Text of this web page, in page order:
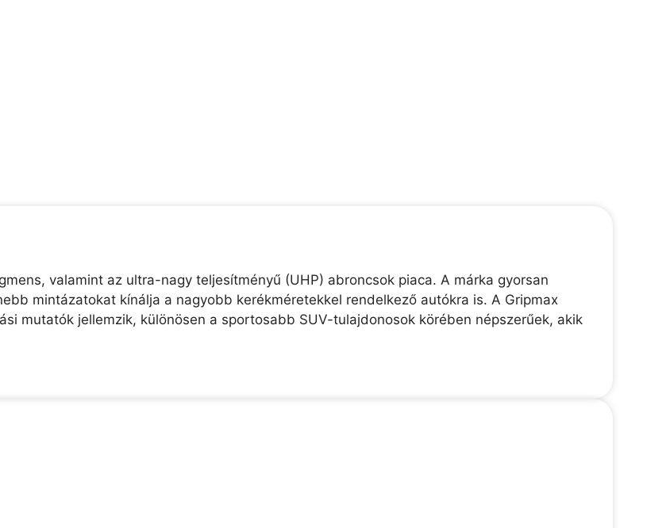
valamint az ultra-nagy teljesítményű (UHP) abroncsok piaca. A márka gyorsan
mintázatokat kínálja a nagyobb kerékméretekkel rendelkező autókra is. A Gripmax
mutatók jellemzik, különösen a sportosabb SUV-tulajdonosok körében népszerűek, akik